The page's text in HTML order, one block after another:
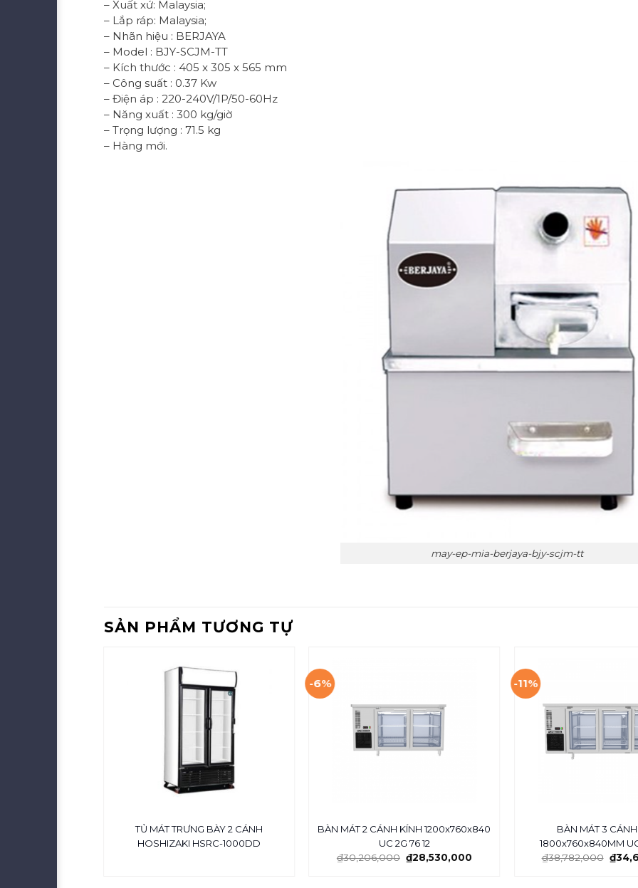
– Xuất xứ: Malaysia;
– Lắp ráp: Malaysia;
– Nhãn hiệu : BERJAYA
– Model : BJY-SCJM-TT
– Kích thước : 405 x 305 x 565 mm
– Công suất : 0.37 Kw
– Điện áp : 220-240V/1P/50-60Hz
– Năng xuất : 300 kg/giờ
– Trọng lượng : 71.5 kg
– Hàng mới.
may-ep-mia-berjaya-bjy-scjm-tt
SẢN PHẨM TƯƠNG TỰ
TỦ MÁT TRƯNG BÀY 2 CÁNH
HOSHIZAKI HSRC-1000DD
-6%
BÀN MÁT 2 CÁNH KÍNH 1200x760x840
UC 2G 76 12
₫30,206,000 ₫28,530,000
-11%
BÀN MÁT 3
1800x760x840MM
₫38,782,000 ₫